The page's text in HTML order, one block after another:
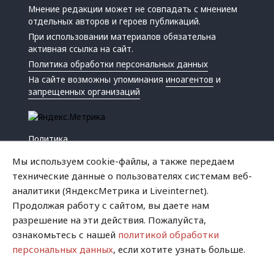
Мнение редакции может не совпадать с мнением
отдельных авторов и героев публикаций.
При использовании материалов обязательна
активная ссылка на сайт.
Политика обработки персональных данных
На сайте возможны упоминанияиноагентов и
запрещенных организаций
Политика
Криминал
Успех
Мы используем cookie-файлы, а также передаем
технические данные о пользователях системам веб-
аналитики (ЯндексМетрика и Liveinternet).
Продолжая работу с сайтом, вы даете нам
разрешение на эти действия. Пожалуйста,
ознакомьтесь с нашей политикой обработки
персональных данных, если хотите узнать больше.